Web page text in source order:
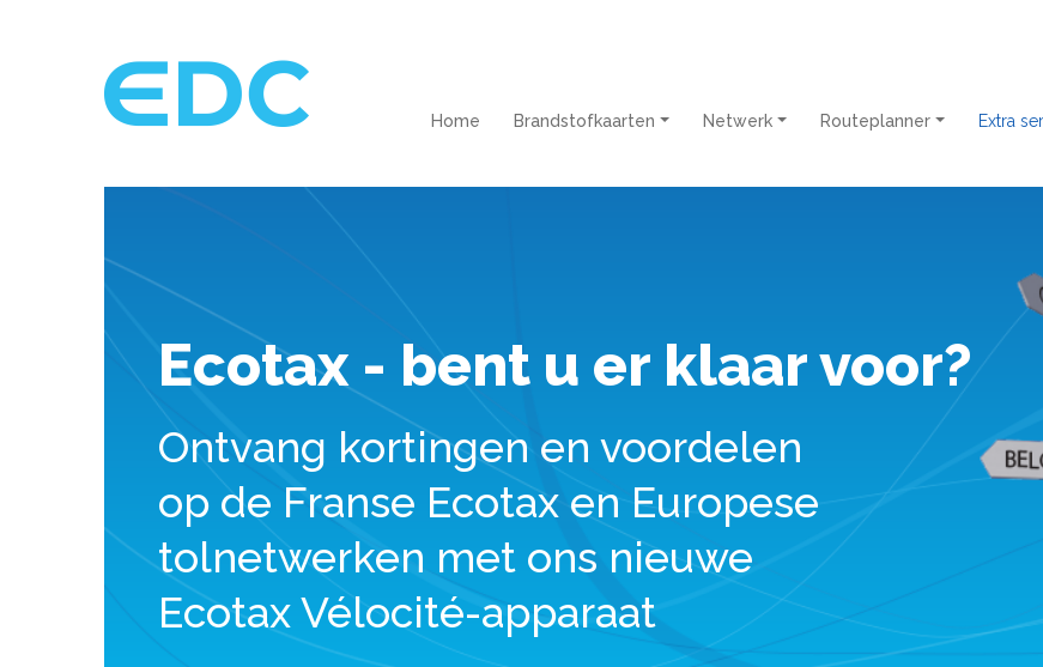
Home Brandstofkaarten Netwerk Routeplanner Extra
Ecotax - bent u er klaar voor?
Ontvang kortingen en voordelen
op de Franse Ecotax en Europese
tolnetwerken met ons nieuwe
Ecotax Vélocité-apparaat